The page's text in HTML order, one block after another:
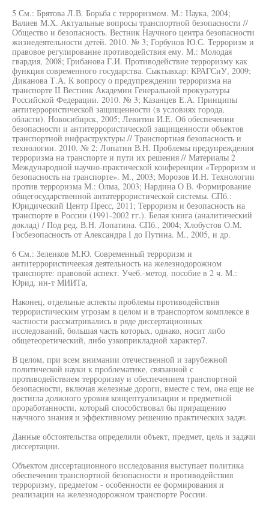
5 См.: Брятова Л.В. Борьба с терроризмом. М.: Наука, 2004;
Валиев М.Х. Актуальные вопросы транспортной безопасности //
Общество и безопасность. Вестник Научного центра безопасности
жизнедеятельности детей. 2010. № 3; Горбунов Ю.С. Терроризм и
правовое регулирование противодействия ему. М.: Молодая
гвардия, 2008; Грибанова Г.И. Противодействие терроризму как
функция современного государства. Сыктывкар: КРАГСиУ, 2009;
Диканова Т.А. К вопросу о предупреждении терроризма на
транспорте II Вестник Академии Генеральной прокуратуры
Российской Федерации. 2010. № 3; Казанцев Е.А. Принципы
антитеррористической защищенности (в условиях города,
области). Новосибирск, 2005; Левитин И.Е. Об обеспечении
безопасности и антитеррористической защищенности объектов
транспортной инфраструктуры // Транспортная безопасность и
технологии. 2010. № 2; Лопатин В.Н. Проблемы предупреждения
терроризма на транспорте и пути их решения // Материалы 2
Международной научно-практической конференции «Терроризм и
безопасность на транспорте». М., 2003; Морозов И.Н. Технологии
против терроризма М.: Олма, 2003; Нардина О В. Формирование
общегосударственной антатеррористической системы. СПб.:
Юридический Центр Пресс, 2011; Терроризм и безопасность на
транспорте в России (1991-2002 гг.). Белая книга (аналитический
доклад) / Под ред. В.Н. Лопатина. СПб., 2004; Хлобустов О.М.
Госбезопасность от Александра I до Путина. М., 2005, и др.
6 См.: Зеленков М.Ю. Современный терроризм и
антитеррористичеекая деятельность на железнодорожном
транспорте: правовой аспект. Учеб.-метод. пособие в 2 ч. М.:
Юрид. ин-т МИИТа,
Наконец, отдельные аспекты проблемы противодействия
террористическим угрозам в целом и в транспортом комплексе в
частности рассматривались в ряде диссертационных
исследований, большая часть которых, однако, носит либо
общетеоретический, либо узкоприкладной характер7.
В целом, при всем внимании отечественной и зарубежной
политической науки к проблематике, связанной с
противодействием терроризму и обеспечением транспортной
безопасности, включая железные дороги, вместе с тем, она еще не
достигла должного уровня концептуализации и предметной
проработанности, который способствовал бы приращению
научного знания и эффективному решению практических задач.
Данные обстоятельства определили объект, предмет, цель и задачи
диссертации.
Объектом диссертационного исследования выступает политика
обеспечения транспортной безопасности и противодействия
терроризму, предметом - особенности ее формирования и
реализации на железнодорожном транспорте России.